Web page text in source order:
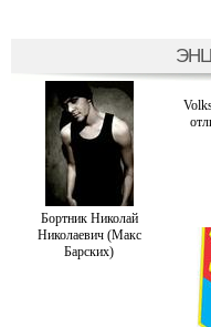
Бортник Николай
Николаевич (Макс
Барских)